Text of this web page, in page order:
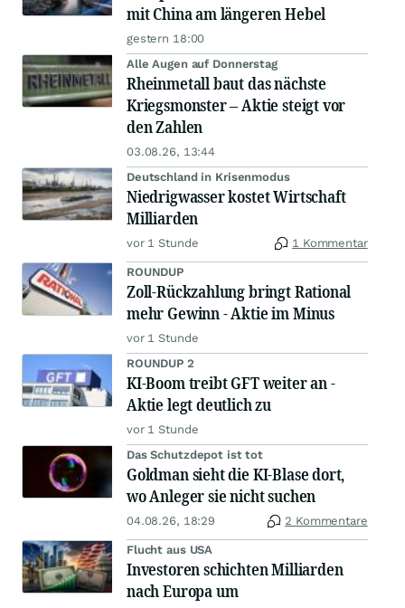
mit China am längeren Hebel
gestern 18:00
Alle Augen auf Donnerstag
Rheinmetall baut das nächste
Kriegsmonster – Aktie steigt vor
den Zahlen
03.08.26, 13:44
Deutschland in Krisenmodus
Niedrigwasser kostet Wirtschaft
Milliarden
vor 1 Stunde 1 Kommentar
ROUNDUP
Zoll-Rückzahlung bringt Rational
mehr Gewinn - Aktie im Minus
vor 1 Stunde
ROUNDUP 2
KI-Boom treibt GFT weiter an -
Aktie legt deutlich zu
vor 1 Stunde
Das Schutzdepot ist tot
Goldman sieht die KI-Blase dort,
wo Anleger sie nicht suchen
04.08.26, 18:29 2 Kommentare
Flucht aus USA
Investoren schichten Milliarden
nach Europa um